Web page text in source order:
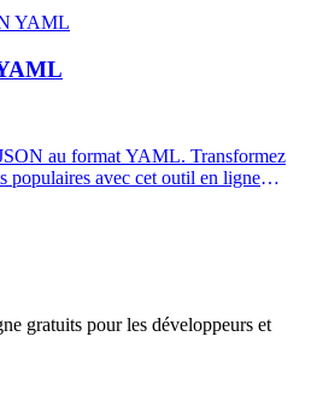
au format YAML. Transformez
populaires avec cet outil en ligne
gratuits pour les développeurs et